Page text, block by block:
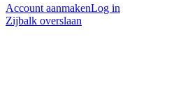
Account aanmakenLog in
Zijbalk overslaan